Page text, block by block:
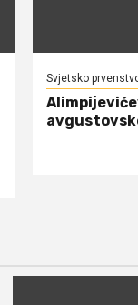
Svjetsko